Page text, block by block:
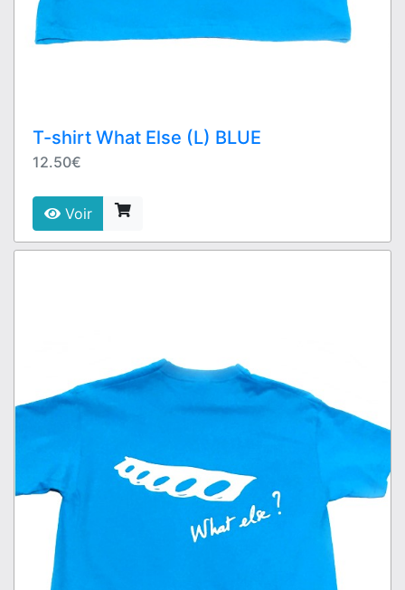
T-shirt What Else (L) BLUE
12.50€
Voir